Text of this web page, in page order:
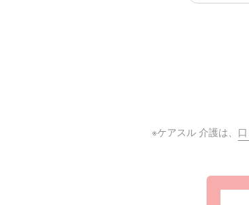
※ケアスル 介護は、